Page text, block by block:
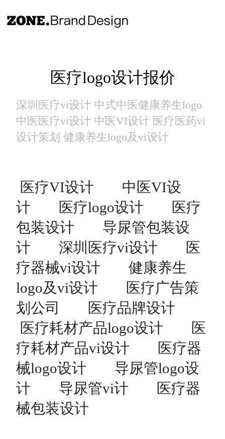
医疗logo设计报价
深圳医疗vi设计 中式中医健康养生logo
中医医疗vi设计 中医VI设计 医疗医药vi
设计策划 健康养生logo及vi设计
医疗VI设计
中医VI设
计
医疗logo设计
医疗
包装设计
导尿管包装设
计
深圳医疗vi设计
医
疗器械vi设计
健康养生
logo及vi设计
医疗广告策
划公司
医疗品牌设计
医疗耗材产品logo设计
医
疗耗材产品vi设计
医疗器
械logo设计
导尿管logo设
计
导尿管vi计
医疗器
械包装设计